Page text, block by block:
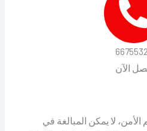
الآن
لا يمكن المبالغة في